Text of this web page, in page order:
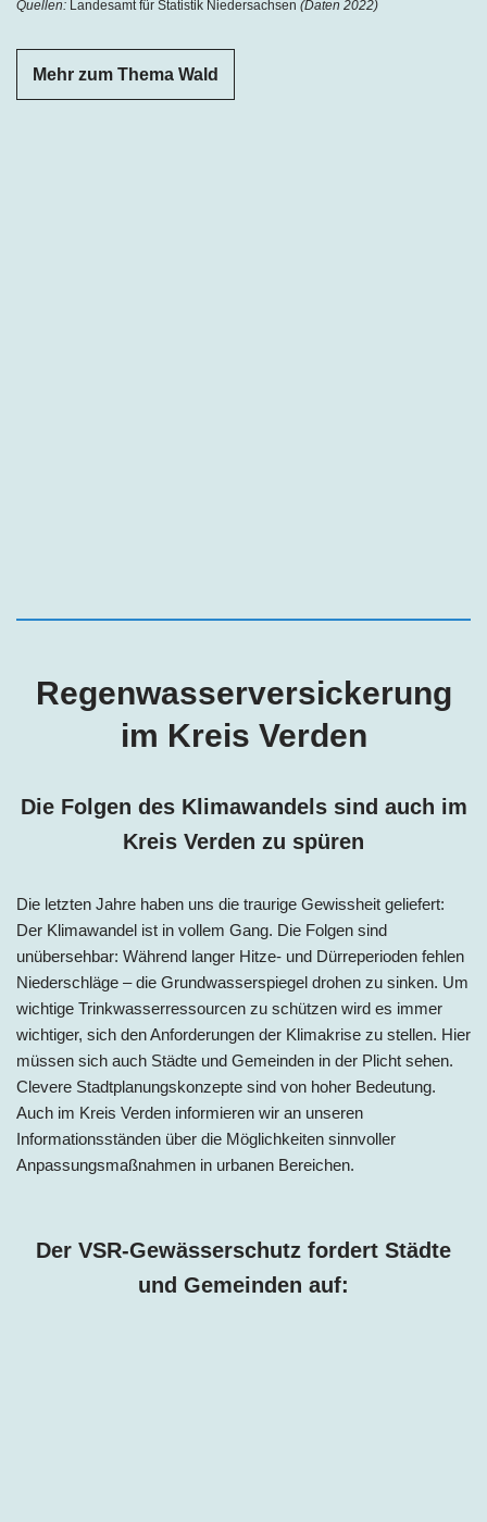
Quellen: Landesamt für Statistik Niedersachsen (Daten 2022)
Mehr zum Thema Wald
Regenwasserversickerung
im Kreis Verden
Die Folgen des Klimawandels sind auch im
Kreis Verden zu spüren
Die letzten Jahre haben uns die traurige Gewissheit geliefert:
Der Klimawandel ist in vollem Gang. Die Folgen sind
unübersehbar: Während langer Hitze- und Dürreperioden fehlen
Niederschläge – die Grundwasserspiegel drohen zu sinken. Um
wichtige Trinkwasserressourcen zu schützen wird es immer
wichtiger, sich den Anforderungen der Klimakrise zu stellen. Hier
müssen sich auch Städte und Gemeinden in der Plicht sehen.
Clevere Stadtplanungskonzepte sind von hoher Bedeutung.
Auch im Kreis Verden informieren wir an unseren
Informationsständen über die Möglichkeiten sinnvoller
Anpassungsmaßnahmen in urbanen Bereichen.
Der VSR-Gewässerschutz fordert Städte
und Gemeinden auf: